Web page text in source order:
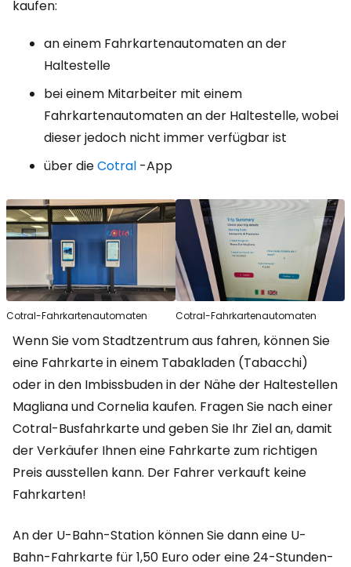
kaufen:
an einem Fahrkartenautomaten an der
Haltestelle
bei einem Mitarbeiter mit einem
Fahrkartenautomaten an der Haltestelle, wobei
dieser jedoch nicht immer verfügbar ist
über dieCotral -App
Cotral-Fahrkartenautomaten Cotral-Fahrkartenautomaten
Wenn Sie vom Stadtzentrum aus fahren, können Sie
eine Fahrkarte in einem Tabakladen (Tabacchi)
oder in den Imbissbuden in der Nähe der Haltestellen
Magliana und Cornelia kaufen. Fragen Sie nach einer
Cotral-Busfahrkarte und geben Sie Ihr Ziel an, damit
der Verkäufer Ihnen eine Fahrkarte zum richtigen
Preis ausstellen kann. Der Fahrer verkauft keine
Fahrkarten!
An der U-Bahn-Station können Sie dann eine U-
Bahn-Fahrkarte für 1,50 Euro oder eine 24-Stunden-